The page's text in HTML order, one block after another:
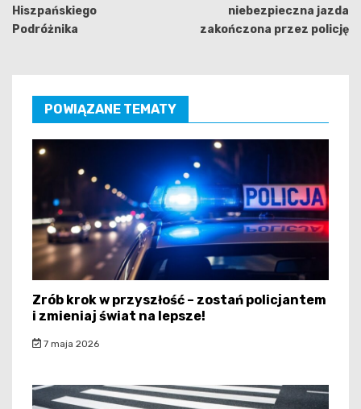
Hiszpańskiego
Podróżnika
niebezpieczna jazda
zakończona przez policję
POWIĄZANE TEMATY
Zrób krok w przyszłość – zostań policjantem
i zmieniaj świat na lepsze!
7 maja 2026